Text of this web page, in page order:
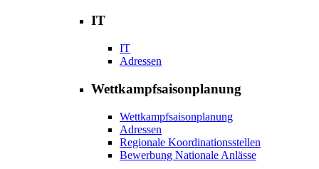
IT
IT
Adressen
Wettkampfsaisonplanung
Wettkampfsaisonplanung
Adressen
Regionale Koordinationsstellen
Bewerbung Nationale Anlässe